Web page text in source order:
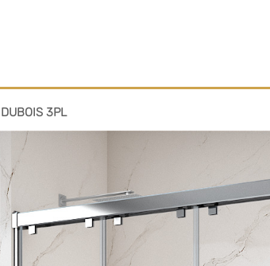
DUBOIS 3PL